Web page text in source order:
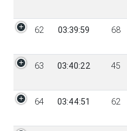
62 03:39:59 68
63 03:40:22 45
64 03:44:51 62